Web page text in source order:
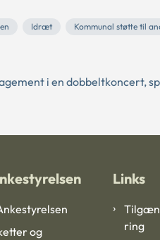
Idræt Kommunal støtte til
i en dobbeltkoncert,
og
Links
ring